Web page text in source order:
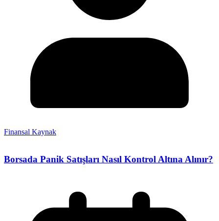
Finansal Kaynak
Borsada Panik Satışları Nasıl Kontrol Altına Alınır?